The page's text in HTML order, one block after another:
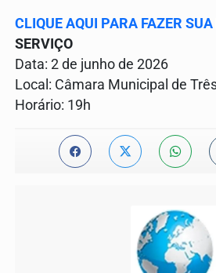
CLIQUE AQUI PARA FAZER
SERVIÇO
Data: 2 de junho de 2026
Local: Câmara Municipal de
Horário: 19h